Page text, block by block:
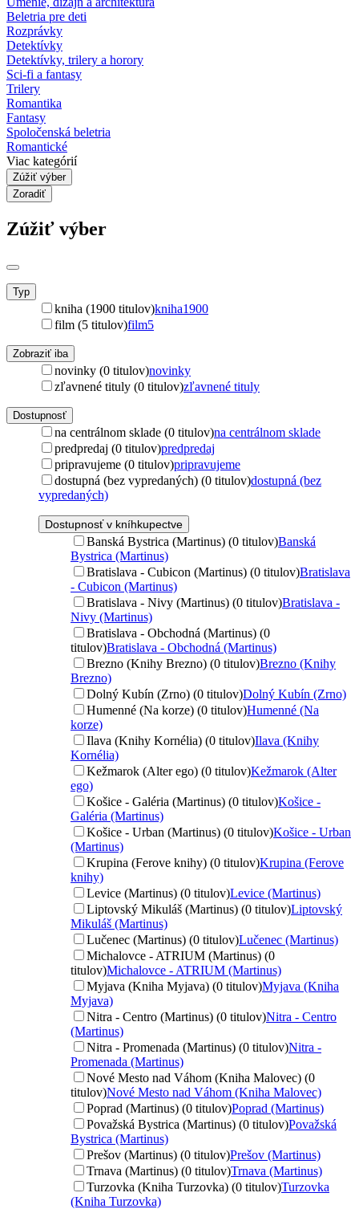
Beletria pre deti
Rozprávky
Detektívky
Detektívky, trilery a horory
Sci-fi a fantasy
Trilery
Romantika
Fantasy
Spoločenská beletria
Romantické
Viac kategórií
Zúžiť výber
Zoradiť
Zúžiť výber
Typ
kniha (1900 titulov)kniha1900
film (5 titulov)film5
Zobraziť iba
novinky (0 titulov)novinky
zľavnené tituly (0 titulov)zľavnené tituly
Dostupnosť
na centrálnom sklade (0 titulov)na centrálnom sklade
predpredaj (0 titulov)predpredaj
pripravujeme (0 titulov)pripravujeme
dostupná (bez vypredaných) (0 titulov)dostupná (bez
vypredaných)
Dostupnosť v kníhkupectve
Banská Bystrica (Martinus) (0 titulov)Banská
Bystrica (Martinus)
Bratislava - Cubicon (Martinus) (0 titulov)Bratislava
- Cubicon (Martinus)
Bratislava - Nivy (Martinus) (0 titulov)Bratislava -
Nivy (Martinus)
Bratislava - Obchodná (Martinus) (0
titulov)Bratislava - Obchodná (Martinus)
Brezno (Knihy Brezno) (0 titulov)Brezno (Knihy
Brezno)
Dolný Kubín (Zrno) (0 titulov)Dolný Kubín (Zrno)
Humenné (Na korze) (0 titulov)Humenné (Na
korze)
Ilava (Knihy Kornélia) (0 titulov)Ilava (Knihy
Kornélia)
Kežmarok (Alter ego) (0 titulov)Kežmarok (Alter
ego)
Košice - Galéria (Martinus) (0 titulov)Košice -
Galéria (Martinus)
Košice - Urban (Martinus) (0 titulov)Košice - Urban
(Martinus)
Krupina (Ferove knihy) (0 titulov)Krupina (Ferove
knihy)
Levice (Martinus) (0 titulov)Levice (Martinus)
Liptovský Mikuláš (Martinus) (0 titulov)Liptovský
Mikuláš (Martinus)
Lučenec (Martinus) (0 titulov)Lučenec (Martinus)
Michalovce - ATRIUM (Martinus) (0
titulov)Michalovce - ATRIUM (Martinus)
Myjava (Kniha Myjava) (0 titulov)Myjava (Kniha
Myjava)
Nitra - Centro (Martinus) (0 titulov)Nitra - Centro
(Martinus)
Nitra - Promenada (Martinus) (0 titulov)Nitra -
Promenada (Martinus)
Nové Mesto nad Váhom (Kniha Malovec) (0
titulov)Nové Mesto nad Váhom (Kniha Malovec)
Poprad (Martinus) (0 titulov)Poprad (Martinus)
Považská Bystrica (Martinus) (0 titulov)Považská
Bystrica (Martinus)
Prešov (Martinus) (0 titulov)Prešov (Martinus)
Trnava (Martinus) (0 titulov)Trnava (Martinus)
Turzovka (Kniha Turzovka) (0 titulov)Turzovka
(Kniha Turzovka)